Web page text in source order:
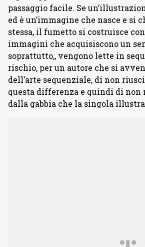
passaggio facile. Se
ed è un’immagine che nasce e si
stessa, il fumetto si costruisce
immagini che acquisiscono un
soprattutto,, vengono lette in
rischio, per un autore che si
dell’arte sequenziale, di non
questa differenza e quindi di non
dalla gabbia che la singola